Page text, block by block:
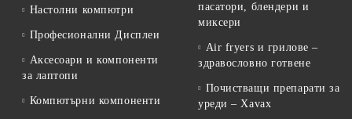
Настолни компютри
Професионални Дисплеи
Аксесоари и компоненти
за лаптопи
Компютърни компоненти
пасатори, блендери и
миксери
Air fryers и грилове –
здравословно готвене
Почистващи препарати за
уреди – Xavax